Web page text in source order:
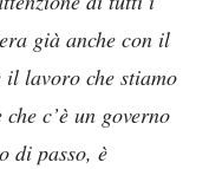
già anche con il
il lavoro che stiamo
c’è un governo
di passo, è